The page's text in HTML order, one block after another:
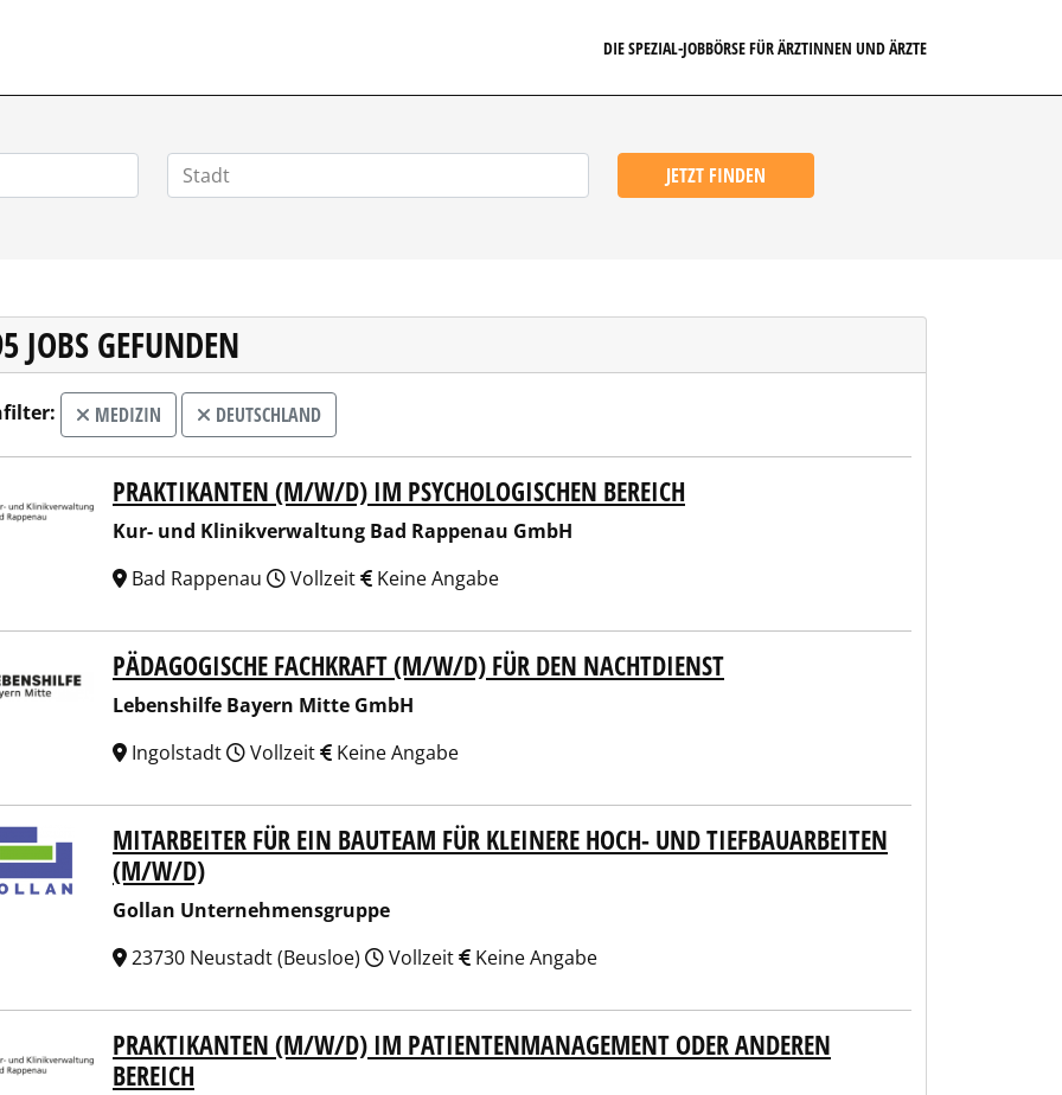
DIE SPEZIAL-JOBBÖRSE FÜR ÄRZTINNEN UND ÄRZTE
JETZT FINDEN
JOBS GEFUNDEN
MEDIZIN DEUTSCHLAND
und Klinikverwaltung Bad Rappenau GmbH
PRAKTIKANTEN (M/W/D) IM PSYCHOLOGISCHEN BEREICH
Kur- und Klinikverwaltung Bad Rappenau GmbH
Bad Rappenau
Vollzeit Keine Angabe
Bayern Mitte GmbH
PÄDAGOGISCHE FACHKRAFT (M/W/D) FÜR DEN NACHTDIENST
Lebenshilfe Bayern Mitte GmbH
Ingolstadt
Vollzeit Keine Angabe
Unternehmensgruppe
MITARBEITER FÜR EIN BAUTEAM FÜR KLEINERE HOCH- UND TIEFBAUARBEITEN
(M/W/D)
Gollan Unternehmensgruppe
23730 Neustadt (Beusloe)
Vollzeit Keine Angabe
und Klinikverwaltung Bad Rappenau GmbH
PRAKTIKANTEN (M/W/D) IM PATIENTENMANAGEMENT ODER ANDEREN
BEREICH